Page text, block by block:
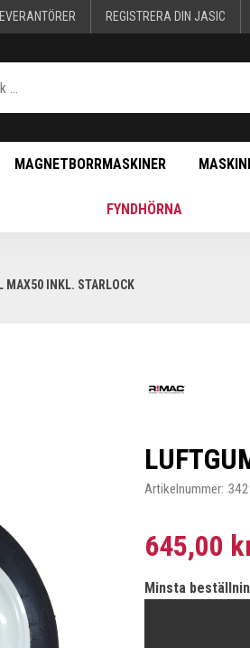
LEVERANTÖRER REGISTRERA DIN JASIC
MAGNETBORRMASKINER
FYNDHÖRNA
MAX50 INKL. STARLOCK
Artikelnummer:
645,00
Minsta